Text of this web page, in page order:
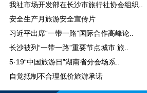
我社市场开发部在长沙市旅行社协会组织..
安全生产月旅游安全宣传片
习近平出席“一带一路”国际合作高峰论..
长沙被列“一带一路”重要节点城市 旅..
5·19“中国旅游日”湖南省分会场系..
自觉抵制不合理低价旅游承诺